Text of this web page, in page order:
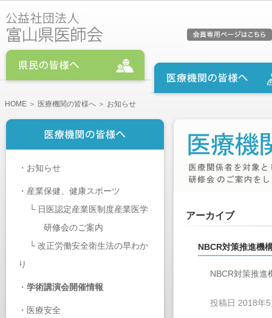
HOME ＞ 医療機関の皆様へ ＞ お知らせ
・ お知らせ
・ 産業保健、健康スポーツ
└ 日医認定産業医制度産業医学
研修会のご案内
└ 改正労働安全衛生法の早わか
り
・ 学術講演会開催情報
・ 医療安全
アーカイブ
NBCR対策推進機
NBCR対策推進
投稿日 2018年